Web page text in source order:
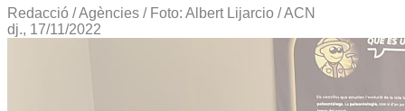
Redacció / Agències / Foto: Albert Lijarcio / ACN
dj., 17/11/2022